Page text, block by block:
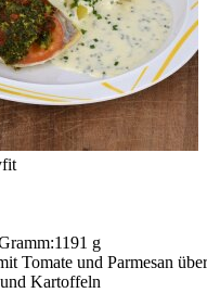
1191 g
Tomate und Parmesan
Kartoffeln